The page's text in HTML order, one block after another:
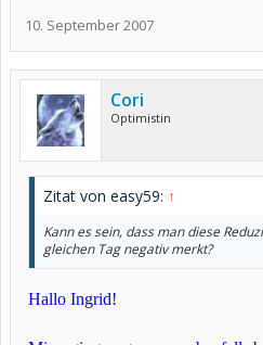
10. September 2007
Cori
Optimistin
Zitat von easy59: ↑
Kann es sein, dass man diese
gleichen Tag negativ merkt?
Hallo Ingrid!